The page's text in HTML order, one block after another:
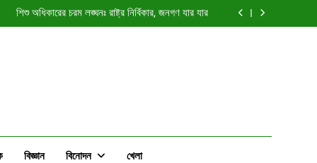
শিশু অধিকারের চরম লঙ্ঘনঃ রাষ্ট্র নির্বিকার, জনগণ যার যার
সমালোচনার মাঝেও দক্ষিণ বন্ডের ডিসি ব্যারিস্টার পূরবী
সমালোচনার মাঝেও দক্ষিণ বন্ডের ডিসি ব্যারিস্টার পূরবী
বিজ্ঞান বিনোদন খেলা